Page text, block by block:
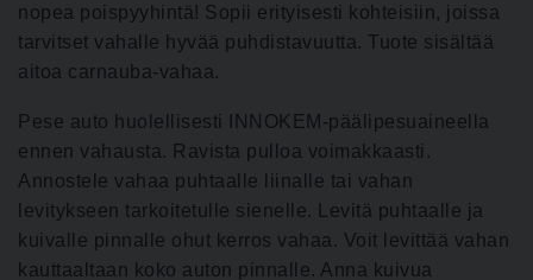
nopea poispyyhintä! Sopii erityisesti kohteisiin, joissa
tarvitset vahalle hyvää puhdistavuutta. Tuote sisältää
aitoa carnauba-vahaa.
Pese auto huolellisesti INNOKEM-päälipesuaineella
ennen vahausta. Ravista pulloa voimakkaasti.
Annostele vahaa puhtaalle liinalle tai vahan
levitykseen tarkoitetulle sienelle. Levitä puhtaalle ja
kuivalle pinnalle ohut kerros vahaa. Voit levittää vahan
kauttaaltaan koko auton pinnalle. Anna kuivua